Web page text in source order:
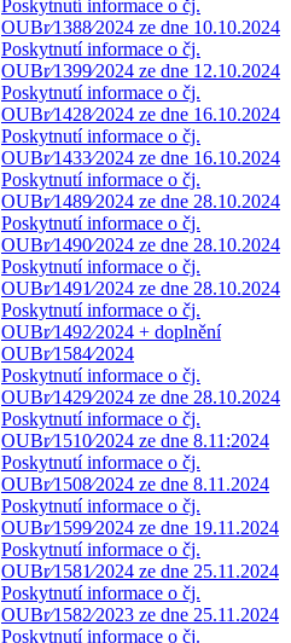
Poskytnutí informace o čj.
OUBr⁄1388⁄2024 ze dne 10.10.2024
Poskytnutí informace o čj.
OUBr⁄1399⁄2024 ze dne 12.10.2024
Poskytnutí informace o čj.
OUBr⁄1428⁄2024 ze dne 16.10.2024
Poskytnutí informace o čj.
OUBr⁄1433⁄2024 ze dne 16.10.2024
Poskytnutí informace o čj.
OUBr⁄1489⁄2024 ze dne 28.10.2024
Poskytnutí informace o čj.
OUBr⁄1490⁄2024 ze dne 28.10.2024
Poskytnutí informace o čj.
OUBr⁄1491⁄2024 ze dne 28.10.2024
Poskytnutí informace o čj.
OUBr⁄1492⁄2024 + doplnění
OUBr⁄1584⁄2024
Poskytnutí informace o čj.
OUBr⁄1429⁄2024 ze dne 28.10.2024
Poskytnutí informace o čj.
OUBr⁄1510⁄2024 ze dne 8.11:2024
Poskytnutí informace o čj.
OUBr⁄1508⁄2024 ze dne 8.11.2024
Poskytnutí informace o čj.
OUBr⁄1599⁄2024 ze dne 19.11.2024
Poskytnutí informace o čj.
OUBr⁄1581⁄2024 ze dne 25.11.2024
Poskytnutí informace o čj.
OUBr⁄1582⁄2023 ze dne 25.11.2024
Poskytnutí informace o čj.